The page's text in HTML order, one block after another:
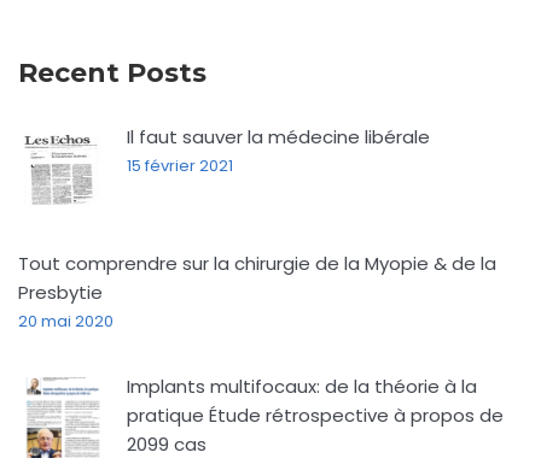
Recent Posts
Il faut sauver la médecine libérale
15 février 2021
Tout comprendre sur la chirurgie de la Myopie & de la
Presbytie
20 mai 2020
Implants multifocaux: de la théorie à la
pratique Étude rétrospective à propos de
2099 cas